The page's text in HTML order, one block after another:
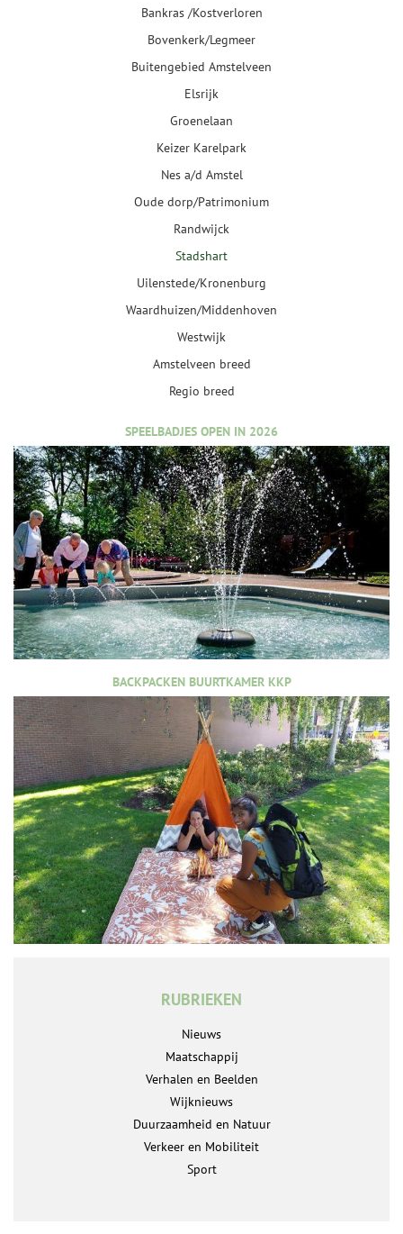
Bankras /Kostverloren
Bovenkerk/Legmeer
Buitengebied Amstelveen
Elsrijk
Groenelaan
Keizer Karelpark
Nes a/d Amstel
Oude dorp/Patrimonium
Randwijck
Stadshart
Uilenstede/Kronenburg
Waardhuizen/Middenhoven
Westwijk
Amstelveen breed
Regio breed
SPEELBADJES OPEN IN 2026
BACKPACKEN BUURTKAMER KKP
RUBRIEKEN
Nieuws
Maatschappij
Verhalen en Beelden
Wijknieuws
Duurzaamheid en Natuur
Verkeer en Mobiliteit
Sport